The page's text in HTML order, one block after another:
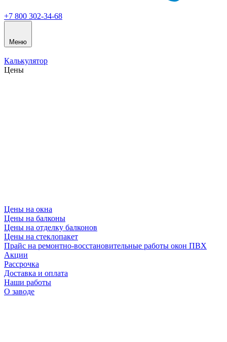
+7 800 302-34-68
Меню
Калькулятор
Цены
Цены на окна
Цены на балконы
Цены на отделку балконов
Цены на стеклопакет
Прайс на ремонтно-восстановительные работы окон ПВХ
Акции
Рассрочка
Доставка и оплата
Наши работы
О заводе